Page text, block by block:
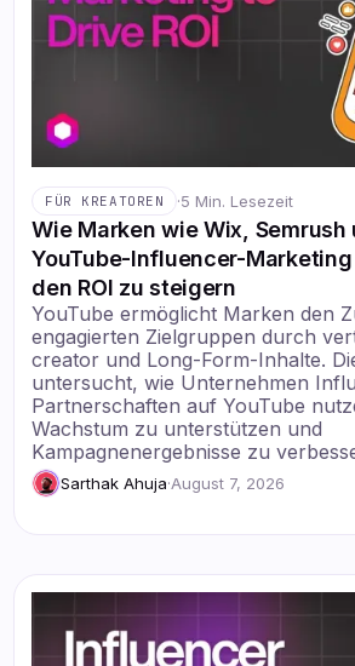
FÜR KREATOREN ·5 Min. Lesezeit
Wie Marken wie Wix, Semrush
YouTube-Influencer-
den ROI zu steigern
YouTube ermöglicht Marken den
engagierten Zielgruppen durch
creator und Long-Form-Inhalte.
untersucht, wie Unternehmen
Partnerschaften auf YouTube
Wachstum zu unterstützen und
Kampagnenergebnisse zu
Sarthak Ahuja·August 7, 2026